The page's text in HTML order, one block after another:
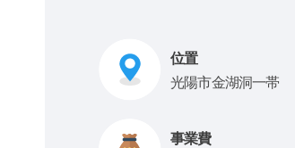
位置
光陽市金湖洞一帯
事業費